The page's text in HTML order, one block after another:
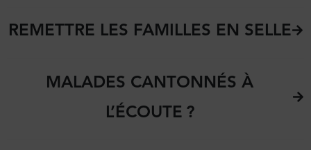
REMETTRE LES FAMILLES EN SELLE
MALADES CANTONNÉS À
L’ÉCOUTE ?